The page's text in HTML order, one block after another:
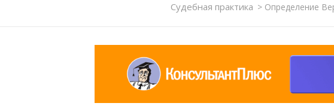
Судебная практика >Определение